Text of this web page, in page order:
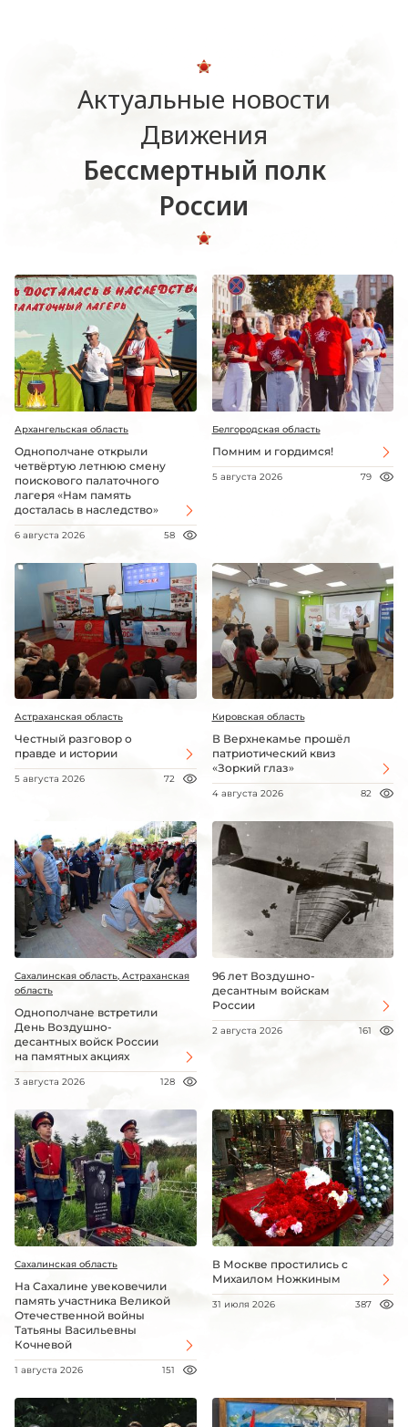
Актуальные новости
Движения
Бессмертный полк
России
Архангельская область
Однополчане открыли
четвёртую летнюю смену
поискового палаточного
лагеря «Нам память
досталась в наследство»
6 августа 2026 58
Белгородская область
Помним и гордимся!
5 августа 2026 79
Астраханская область
Честный разговор о
правде и истории
5 августа 2026 72
Кировская область
В Верхнекамье прошёл
патриотический квиз
«Зоркий глаз»
4 августа 2026 82
Сахалинская область, Астраханская
область
Однополчане встретили
День Воздушно-
десантных войск России
на памятных акциях
3 августа 2026 128
96 лет Воздушно-
десантным войскам
России
2 августа 2026 161
Сахалинская область
На Сахалине увековечили
память участника Великой
Отечественной войны
Татьяны Васильевны
Кочневой
1 августа 2026 151
В Москве простились с
Михаилом Ножкиным
31 июля 2026 387